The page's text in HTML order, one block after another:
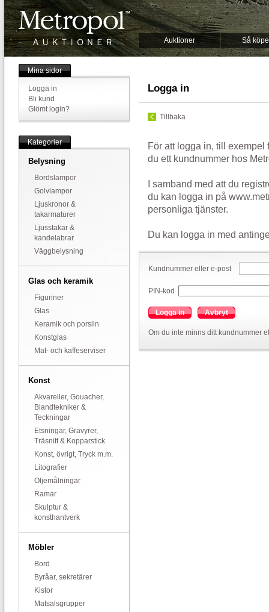
Auktioner Så
Mina sidor
Logga in
Bli kund
Glömt login?
Kategorier
Belysning
Bordslampor
Golvlampor
Ljuskronor &
takarmaturer
Ljusstakar &
kandelabrar
Väggbelysning
Glas och keramik
Figuriner
Glas
Keramik och porslin
Konstglas
Mat- och kaffeserviser
Konst
Akvareller, Gouacher,
Blandtekniker &
Teckningar
Etsningar, Gravyrer,
Träsnitt & Kopparstick
Konst, övrigt, Tryck m.m.
Litografier
Oljemålningar
Ramar
Skulptur &
konsthantverk
Möbler
Bord
Byråar, sekretärer
Kistor
Matsalsgrupper
Logga in
Tillbaka
För att logga in, till exempel
du ett kundnummer hos
I samband med att du
du kan logga in på
personliga tjänster.
Du kan logga in med
Kundnummer eller e-post
PIN-kod
Logga in Avbryt
Om du inte minns ditt kundnummer